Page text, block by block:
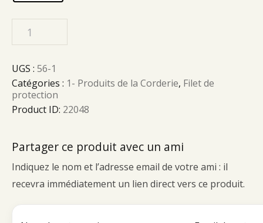
UGS : 56-1
Catégories : 1- Produits de la Corderie, Filet de
protection
Product ID: 22048
Partager ce produit avec un ami
Indiquez le nom et l’adresse email de votre ami : il
recevra immédiatement un lien direct vers ce produit.